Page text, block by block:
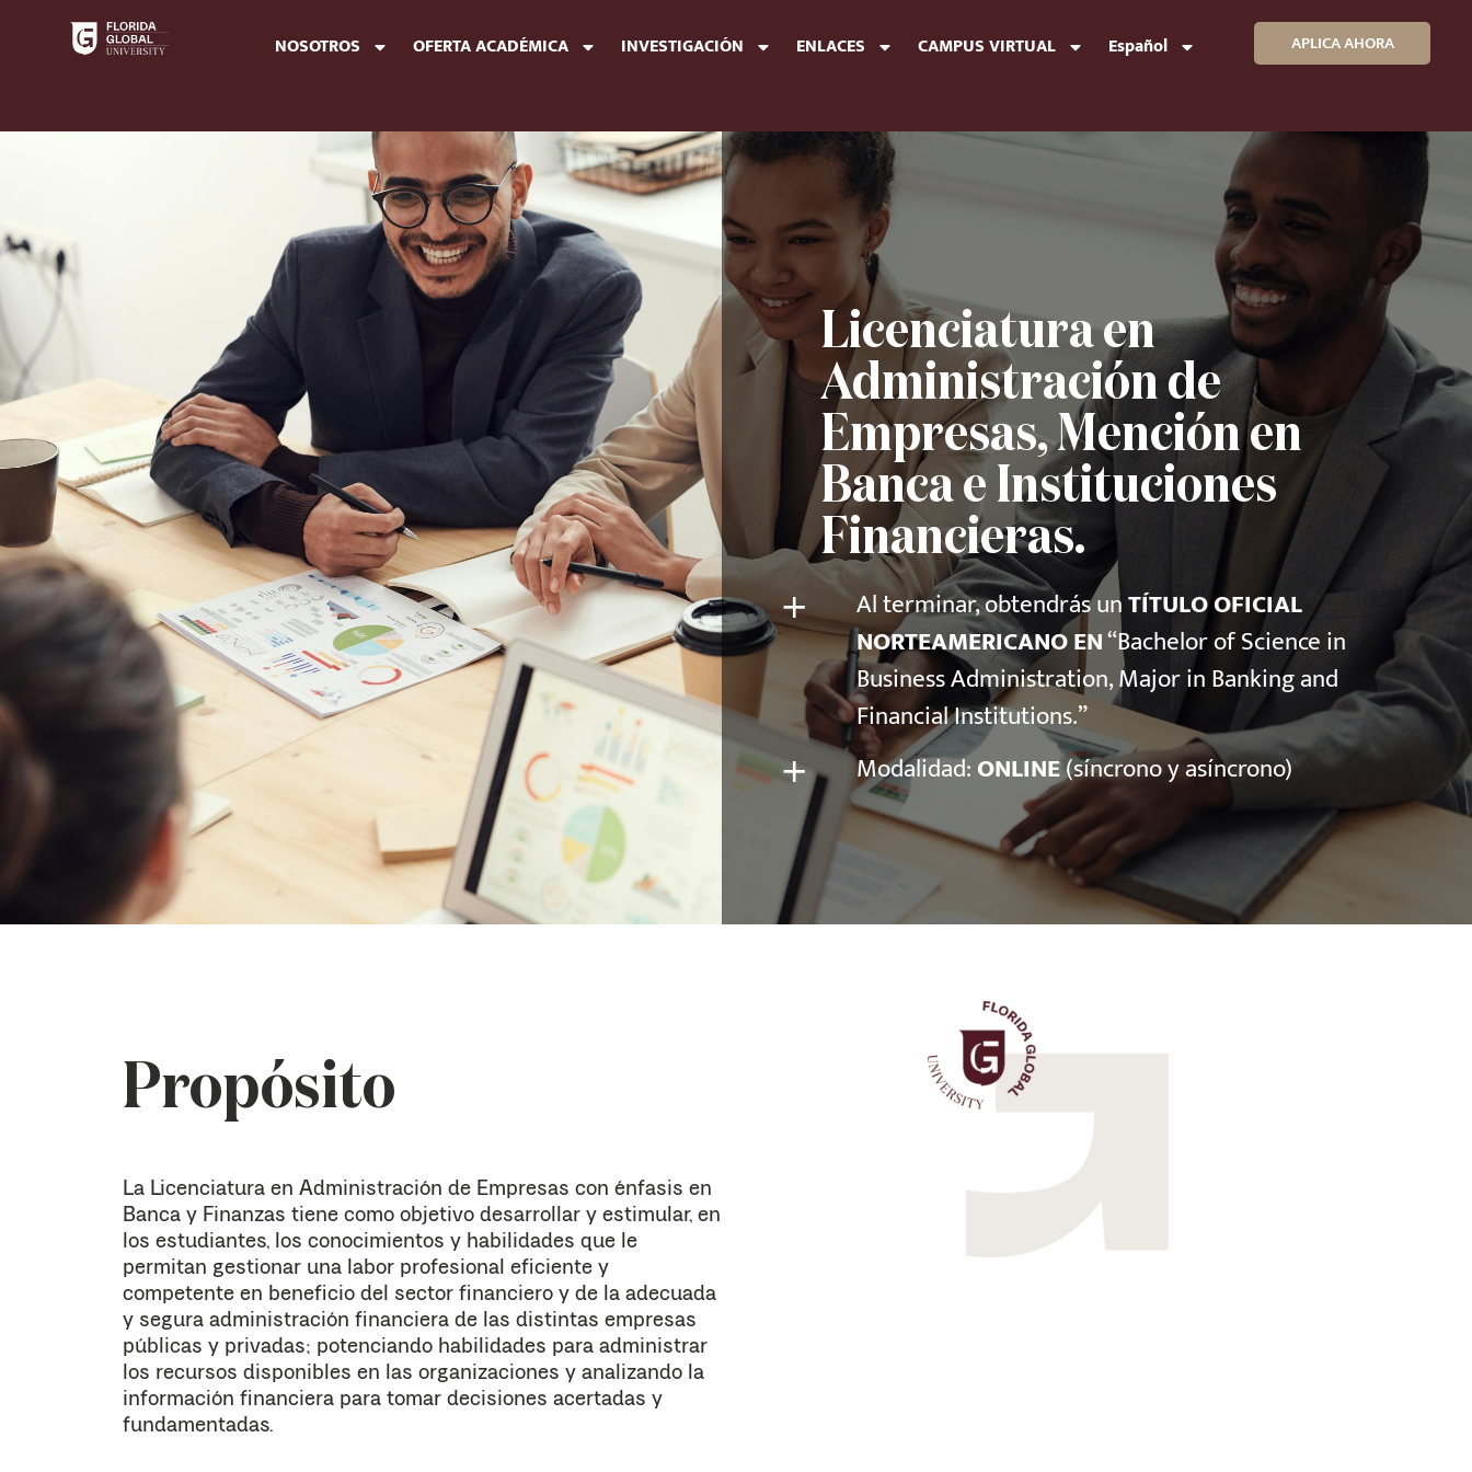
NOSOTROS OFERTA ACADÉMICA INVESTIGACIÓN ENLACES CAMPUS VIRTUAL Español APLICA AHORA
Licenciatura en
Administración de
Empresas, Mención en
Banca e Instituciones
Financieras.
+ Al terminar, obtendrás unTÍTULO OFICIAL
NORTEAMERICANO EN“Bachelor of Science in
Business Administration, Major in Banking and
Financial Institutions.”
+ Modalidad:ONLINE(síncrono y asíncrono)
Propósito
La Licenciatura en Administración de Empresas con énfasis en
Banca y Finanzas tiene como objetivo desarrollar y estimular, en
los estudiantes, los conocimientos y habilidades que le
permitan gestionar una labor profesional eficiente y
competente en beneficio del sector financiero y de la adecuada
y segura administración financiera de las distintas empresas
públicas y privadas; potenciando habilidades para administrar
los recursos disponibles en las organizaciones y analizando la
información financiera para tomar decisiones acertadas y
fundamentadas.